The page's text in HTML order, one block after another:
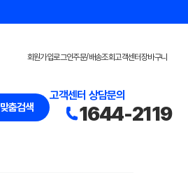
회원가입로그인주문/배송조회고객센터장바구니
맞춤검색
고객센터 상담문의
1644-2119